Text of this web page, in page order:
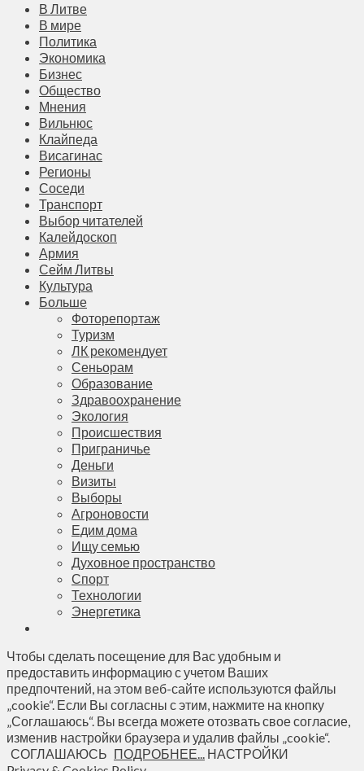
В Литве
В мире
Политика
Экономика
Бизнес
Общество
Мнения
Вильнюс
Клайпеда
Висагинас
Регионы
Соседи
Транспорт
Выбор читателей
Калейдоскоп
Армия
Сейм Литвы
Культура
Больше
Фоторепортаж
Туризм
ЛК рекомендует
Сеньорам
Образование
Здравоохранение
Экология
Происшествия
Приграничье
Деньги
Визиты
Выборы
Агроновости
Едим дома
Ищу семью
Духовное пространство
Спорт
Технологии
Энергетика
Чтобы сделать посещение для Вас удобным и
предоставить информацию с учетом Ваших
предпочтений, на этом веб-сайте используются файлы
„cookie“. Если Вы согласны с этим, нажмите на кнопку
„Соглашаюсь“. Вы всегда можете отозвать свое согласие,
изменив настройки браузера и удалив файлы „cookie“.
СОГЛАШАЮСЬ ПОДРОБНЕЕ... НАСТРОЙКИ